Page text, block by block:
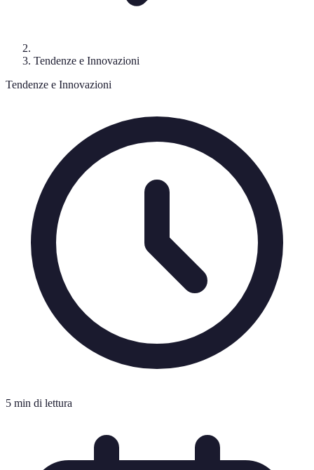
Tendenze e Innovazioni
Tendenze e Innovazioni
5 min di lettura